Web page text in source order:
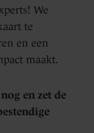
We
te
en een
maakt.
en zet de